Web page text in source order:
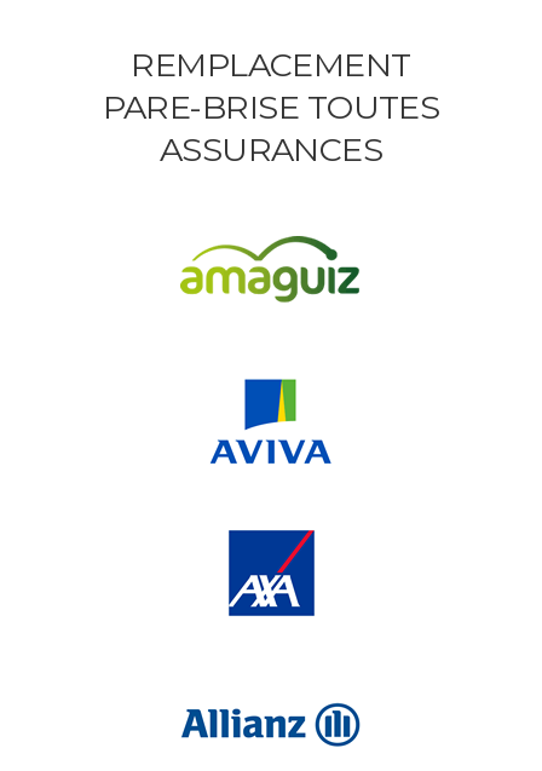
REMPLACEMENT
PARE-BRISE TOUTES
ASSURANCES